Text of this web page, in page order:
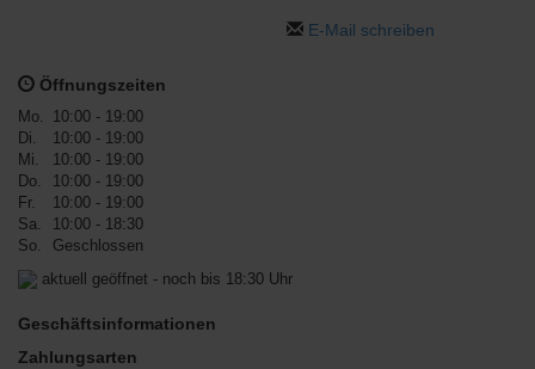
E-Mail schreiben
Öffnungszeiten
Mo.
10:00 - 19:00
Di.
10:00 - 19:00
Mi.
10:00 - 19:00
Do.
10:00 - 19:00
Fr.
10:00 - 19:00
Sa.
10:00 - 18:30
So.
Geschlossen
aktuell geöffnet - noch bis 18:30 Uhr
Geschäftsinformationen
Zahlungsarten